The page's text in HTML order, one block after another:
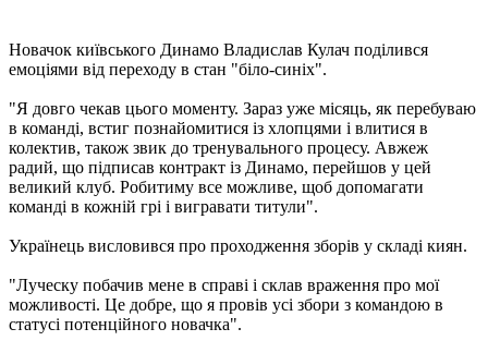
Новачок київського Динамо Владислав Кулач поділився
емоціями від переходу в стан "біло-синіх".
"Я довго чекав цього моменту. Зараз уже місяць, як перебуваю
в команді, встиг познайомитися із хлопцями і влитися в
колектив, також звик до тренувального процесу. Авжеж
радий, що підписав контракт із Динамо, перейшов у цей
великий клуб. Робитиму все можливе, щоб допомагати
команді в кожній грі і вигравати титули".
Українець висловився про проходження зборів у складі киян.
"Луческу побачив мене в справі і склав враження про мої
можливості. Це добре, що я провів усі збори з командою в
статусі потенційного новачка".